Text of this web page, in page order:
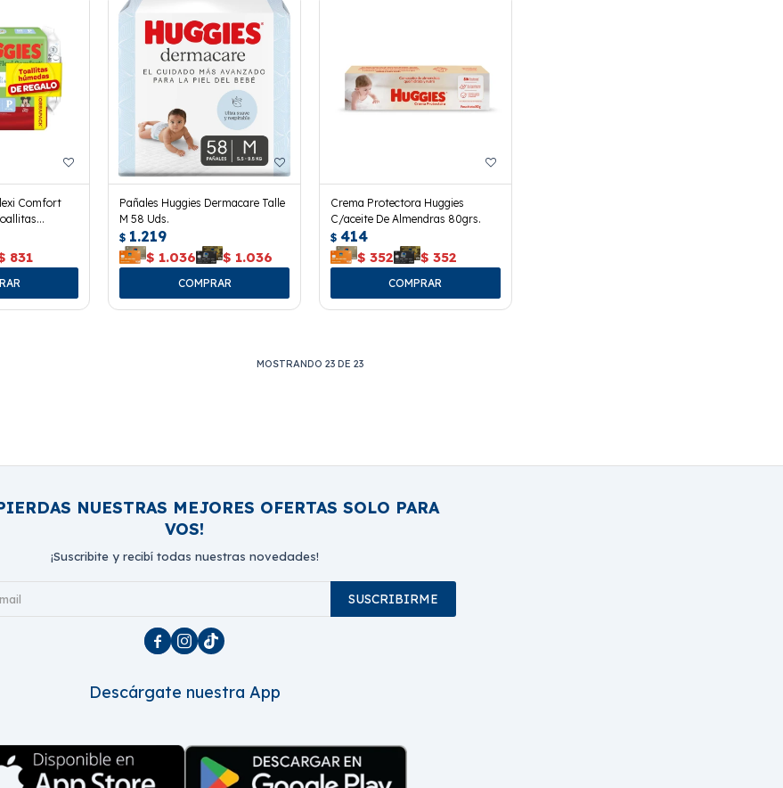
Comfort
831
Pañales Huggies Dermacare Talle
M 58 Uds.
$ 1.219
$ 1.036 $ 1.036
Crema Protectora Huggies
C/aceite De Almendras 80grs.
$ 414
$ 352 $ 352
MOSTRANDO 23DE 23
NUESTRAS MEJORES OFERTAS SOLO PARA
VOS!
¡Suscribite y recibí todas nuestras novedades!
SUSCRIBIRME
  
Descárgate nuestra App